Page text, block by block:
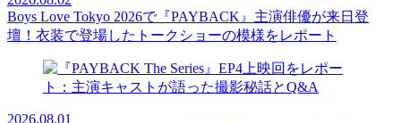
Boys Love Tokyo 2026で『PAYBACK』主演俳優が来日登
壇！衣装で登場したトークショーの模様をレポート
2026.08.01